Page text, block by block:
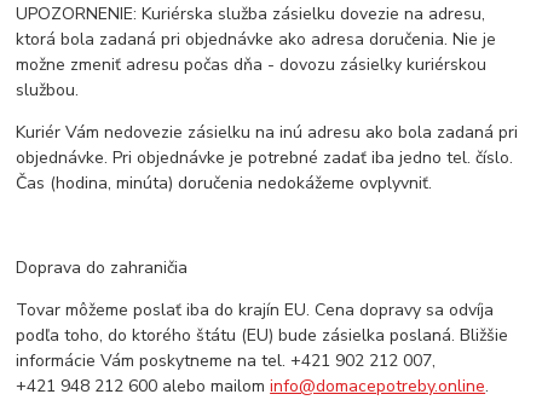
UPOZORNENIE: Kuriérska služba zásielku dovezie na adresu,
ktorá bola zadaná pri objednávke ako adresa doručenia. Nie je
možne zmeniť adresu počas dňa - dovozu zásielky kuriérskou
službou.
Kuriér Vám nedovezie zásielku na inú adresu ako bola zadaná pri
objednávke. Pri objednávke je potrebné zadať iba jedno tel. číslo.
Čas (hodina, minúta) doručenia nedokážeme ovplyvniť.
Doprava do zahraničia
Tovar môžeme poslať iba do krajín EU. Cena dopravy sa odvíja
podľa toho, do ktorého štátu (EU) bude zásielka poslaná. Bližšie
informácie Vám poskytneme na tel. +421 902 212 007,
+421 948 212 600 alebo mailominfo@domacepotreby.online.